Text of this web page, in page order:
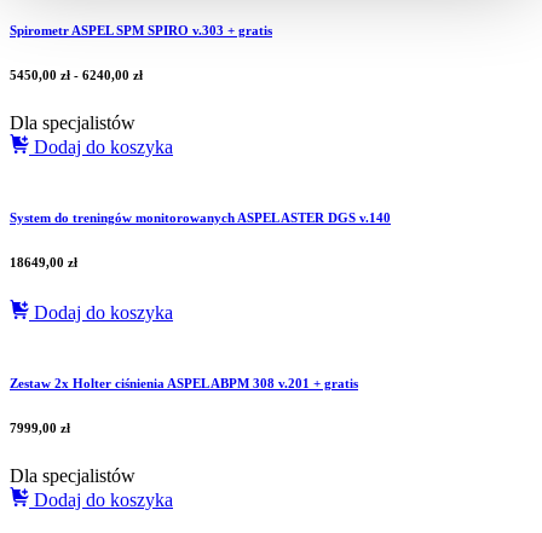
Spirometr ASPEL SPM SPIRO v.303 + gratis
5450,00 zł - 6240,00 zł
Dla specjalistów
Dodaj do koszyka
System do treningów monitorowanych ASPEL ASTER DGS v.140
18649,00 zł
Dodaj do koszyka
Zestaw 2x Holter ciśnienia ASPEL ABPM 308 v.201 + gratis
7999,00 zł
Dla specjalistów
Dodaj do koszyka